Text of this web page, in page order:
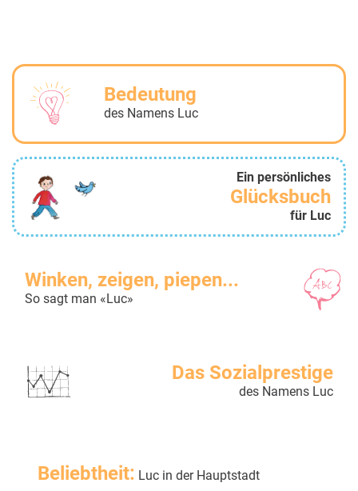
Bedeutung
des Namens Luc
Ein persönliches
Glücksbuch
für Luc
Winken, zeigen, piepen...
So sagt man «Luc»
Das Sozialprestige
des Namens Luc
Beliebtheit: Luc in der Hauptstadt